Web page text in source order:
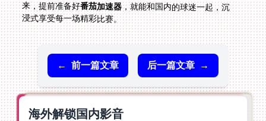
来，提前准备好番茄加速器，就能和国内的球迷一起，沉
浸式享受每一场精彩比赛。
← 前一篇文章 后一篇文章 →
海外解锁国内影音